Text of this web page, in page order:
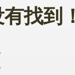
找到！